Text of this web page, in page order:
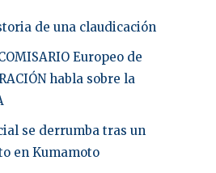
de una claudicación
Europeo de
habla sobre la
se derrumba tras un
en Kumamoto